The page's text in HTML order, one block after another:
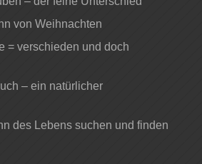
von Weihnachten
= verschieden und doch
– ein natürlicher
des Lebens suchen und finden